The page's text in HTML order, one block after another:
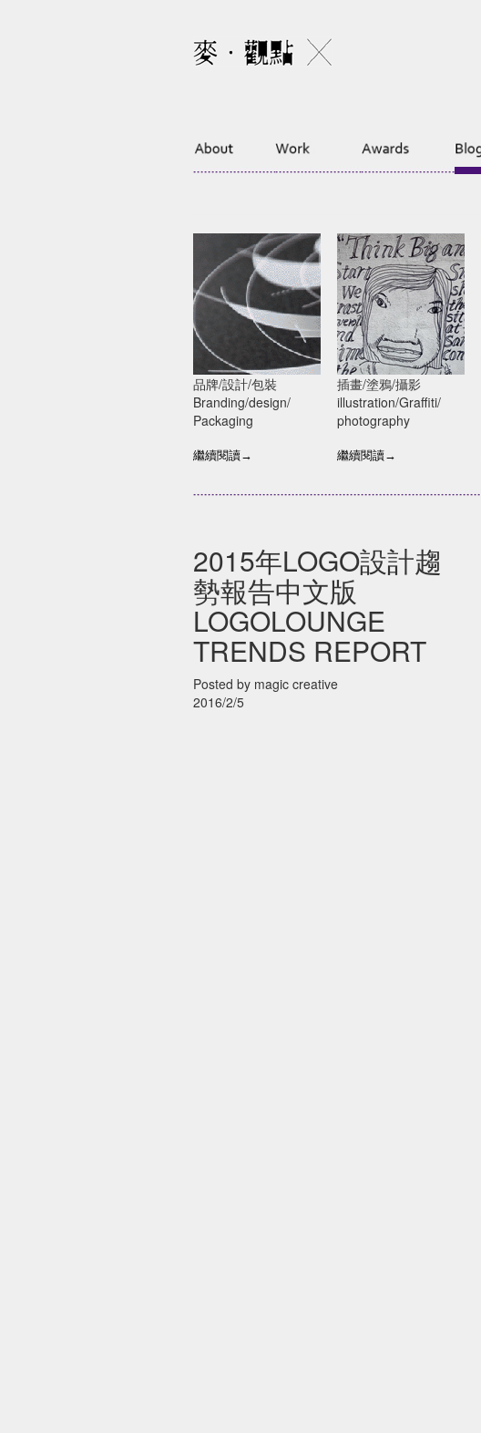
全球包裝設計趨勢
PACKAGING
TRENDS
品牌/設計/包裝
Branding/design/
Packaging
繼續閱讀→
2021年全球最佳日曆
設計,你喜歡哪一款?
illustration/Graffiti
插畫/塗鴉/攝影
illustration/Graffiti/
photography
繼續閱讀→
2015年LOGO設計趨
勢報告中文版
LOGOLOUNGE
TRENDS REPORT
Posted by magic creative
2016/2/5